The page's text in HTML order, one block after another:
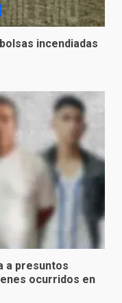
incendiadas
a presuntos
ocurridos en